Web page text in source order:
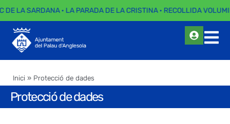
DE LA SARDANA · LA PARADA DE LA CRISTINA · RECOLLIDA
Inici » Protecció de dades
Protecció de dades